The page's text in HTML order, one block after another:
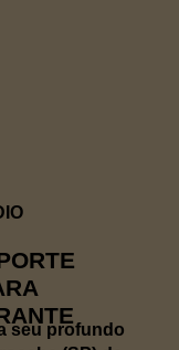
seu profundo